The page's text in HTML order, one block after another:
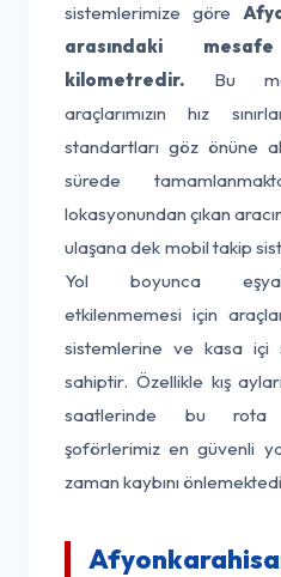
sistemlerimize göre
arasındaki
kilometredir. Bu
araçlarımızın hız
standartları göz önüne
sürede
lokasyonundan çıkan
ulaşana dek mobil takip
Yol boyunca
etkilenmemesi için
sistemlerine ve kasa içi
sahiptir. Özellikle kış
saatlerinde bu rota
şoförlerimiz en güvenli
zaman kaybını